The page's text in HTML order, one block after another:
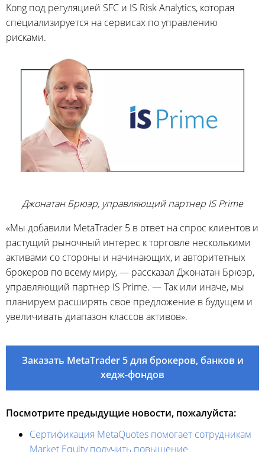
Kong под регуляцией SFC и IS Risk Analytics, которая
специализируется на сервисах по управлению
рисками.
Джонатан Брюэр, управляющий партнер IS Prime
«Мы добавили MetaTrader 5 в ответ на спрос клиентов и
растущий рыночный интерес к торговле несколькими
активами со стороны и начинающих, и авторитетных
брокеров по всему миру, — рассказал Джонатан Брюэр,
управляющий партнер IS Prime. — Так или иначе, мы
планируем расширять свое предложение в будущем и
увеличивать диапазон классов активов».
Заказать MetaTrader 5 для брокеров, банков и
хедж-фондов
Посмотрите предыдущие новости, пожалуйста:
Сертификация MetaQuotes помогает сотрудникам
Market Equity получить повышение